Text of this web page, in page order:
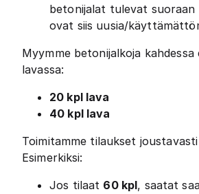
betonijalat tulevat
ovat siis uusia/
Myymme betonijalkoja kahdessa
lavassa:
20 kpl lava
40 kpl lava
Toimitamme tilaukset
Esimerkiksi:
Jos tilaat 60 kpl, saatat